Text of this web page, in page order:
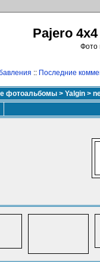
Pajero
Фото
:: Последние
фотоальбомы > Yalgin >